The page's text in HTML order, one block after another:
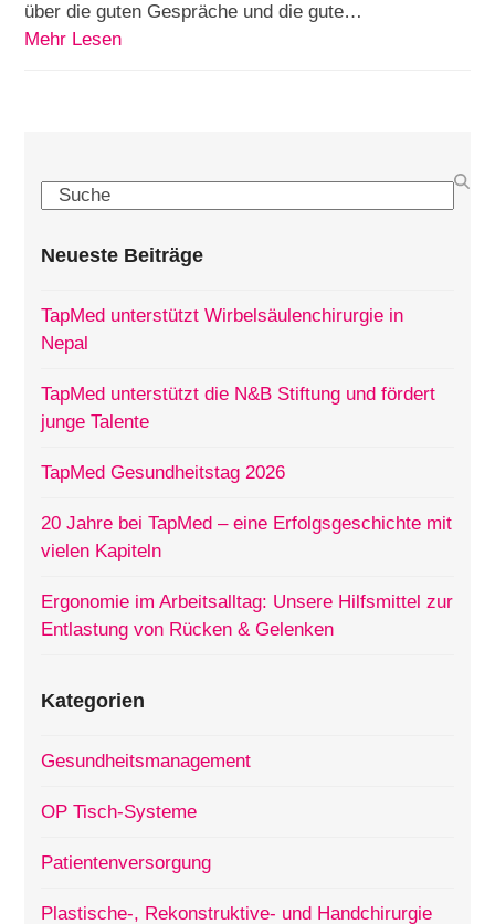
über die guten Gespräche und die gute…
Mehr Lesen
Search
Neueste Beiträge
TapMed unterstützt Wirbelsäulenchirurgie in
Nepal
TapMed unterstützt die N&B Stiftung und fördert
junge Talente
TapMed Gesundheitstag 2026
20 Jahre bei TapMed – eine Erfolgsgeschichte mit
vielen Kapiteln
Ergonomie im Arbeitsalltag: Unsere Hilfsmittel zur
Entlastung von Rücken & Gelenken
Kategorien
Gesundheitsmanagement
OP Tisch-Systeme
Patientenversorgung
Plastische-, Rekonstruktive- und Handchirurgie